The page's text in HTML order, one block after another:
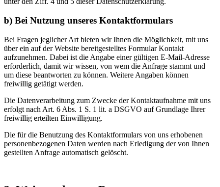
b) Bei Nutzung unseres Kontaktformulars
Bei Fragen jeglicher Art bieten wir Ihnen die Möglichkeit, mit uns
über ein auf der Website bereitgestelltes Formular Kontakt
aufzunehmen. Dabei ist die Angabe einer gültigen E-Mail-Adresse
erforderlich, damit wir wissen, von wem die Anfrage stammt und
um diese beantworten zu können. Weitere Angaben können
freiwillig getätigt werden.
Die Datenverarbeitung zum Zwecke der Kontaktaufnahme mit uns
erfolgt nach Art. 6 Abs. 1 S. 1 lit. a DSGVO auf Grundlage Ihrer
freiwillig erteilten Einwilligung.
Die für die Benutzung des Kontaktformulars von uns erhobenen
personenbezogenen Daten werden nach Erledigung der von Ihnen
gestellten Anfrage automatisch gelöscht.